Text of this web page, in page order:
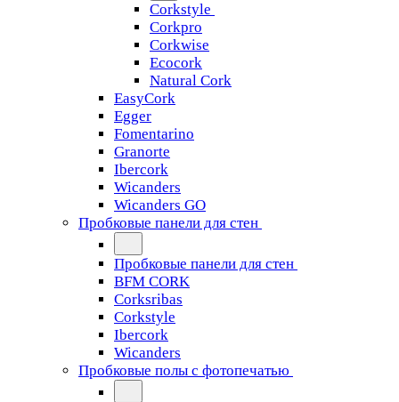
Corkstyle
Corkpro
Corkwise
Ecocork
Natural Cork
EasyCork
Egger
Fomentarino
Granorte
Ibercork
Wicanders
Wicanders GO
Пробковые панели для стен
Пробковые панели для стен
BFM CORK
Corksribas
Corkstyle
Ibercork
Wicanders
Пробковые полы с фотопечатью